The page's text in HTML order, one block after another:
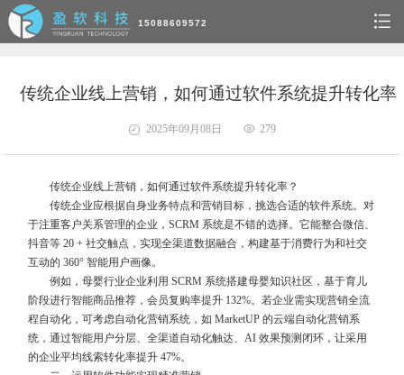
15088609572
传统企业线上营销，如何通过软件系统提升转化率
2025年09月08日 279
传统企业线上营销，如何通过软件系统提升转化率？
传统企业应根据自身业务特点和营销目标，挑选合适的软件系统。对
于注重客户关系管理的企业，SCRM 系统是不错的选择。它能整合微信、
抖音等 20 + 社交触点，实现全渠道数据融合，构建基于消费行为和社交
互动的 360° 智能用户画像。
例如，母婴行业企业利用 SCRM 系统搭建母婴知识社区，基于育儿
阶段进行智能商品推荐，会员复购率提升 132%。若企业需实现营销全流
程自动化，可考虑自动化营销系统，如 MarketUP 的云端自动化营销系
统，通过智能用户分层、全渠道自动化触达、AI 效果预测闭环，让采用
的企业平均线索转化率提升 47%。